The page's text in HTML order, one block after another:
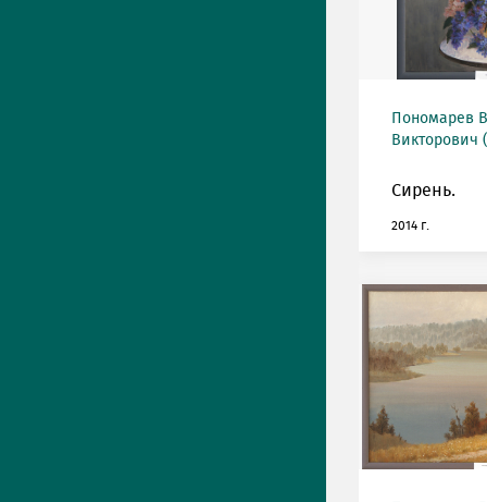
Пономарев
Викторович
Сирень.
2014 г.